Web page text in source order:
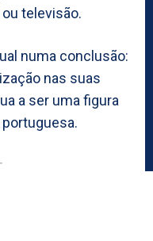
televisão.
numa conclusão:
nas suas
a ser uma figura